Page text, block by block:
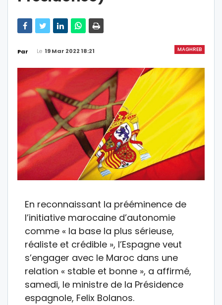
MAGHREB
Par Le 19 Mar 2022 18:21
En reconnaissant la prééminence de
l’initiative marocaine d’autonomie
comme « la base la plus sérieuse,
réaliste et crédible », l’Espagne veut
s’engager avec le Maroc dans une
relation « stable et bonne », a affirmé,
samedi, le ministre de la Présidence
espagnole, Felix Bolanos.